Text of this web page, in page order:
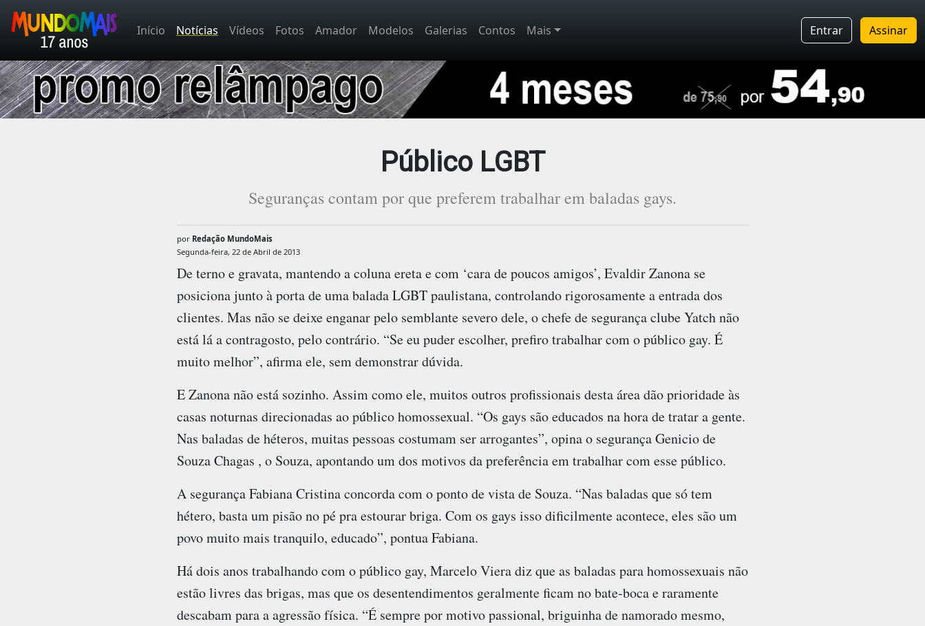
Início Notícias Vídeos Fotos Amador Modelos Galerias Contos Mais Entrar Assinar
Público LGBT
Seguranças contam por que preferem trabalhar em baladas gays.
por Redação MundoMais
Segunda-feira, 22 de Abril de 2013
De terno e gravata, mantendo a coluna ereta e com ‘cara de poucos amigos’, Evaldir Zanona se
posiciona junto à porta de uma balada LGBT paulistana, controlando rigorosamente a entrada dos
clientes. Mas não se deixe enganar pelo semblante severo dele, o chefe de segurança clube Yatch não
está lá a contragosto, pelo contrário. “Se eu puder escolher, prefiro trabalhar com o público gay. É
muito melhor”, afirma ele, sem demonstrar dúvida.
E Zanona não está sozinho. Assim como ele, muitos outros profissionais desta área dão prioridade às
casas noturnas direcionadas ao público homossexual. “Os gays são educados na hora de tratar a gente.
Nas baladas de héteros, muitas pessoas costumam ser arrogantes”, opina o segurança Genicio de
Souza Chagas , o Souza, apontando um dos motivos da preferência em trabalhar com esse público.
A segurança Fabiana Cristina concorda com o ponto de vista de Souza. “Nas baladas que só tem
hétero, basta um pisão no pé pra estourar briga. Com os gays isso dificilmente acontece, eles são um
povo muito mais tranquilo, educado”, pontua Fabiana.
Há dois anos trabalhando com o público gay, Marcelo Viera diz que as baladas para homossexuais não
estão livres das brigas, mas que os desentendimentos geralmente ficam no bate-boca e raramente
descabam para a agressão física. “É sempre por motivo passional, briguinha de namorado mesmo,